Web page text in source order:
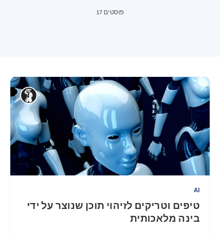
17 פוסטים
AI
טיפים וטריקים לזיהוי תוכן שנוצר על ידי
בינה מלאכותית